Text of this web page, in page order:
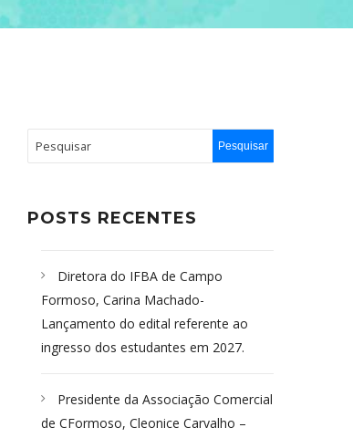
POSTS RECENTES
Diretora do IFBA de Campo
Formoso, Carina Machado-
Lançamento do edital referente ao
ingresso dos estudantes em 2027.
Presidente da Associação Comercial
de CFormoso, Cleonice Carvalho –